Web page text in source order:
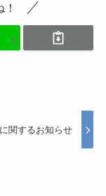
関するお知らせ